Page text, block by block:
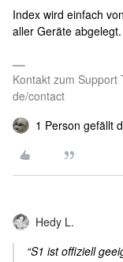
Index wird einfach
aller Geräte abgelegt.
Kontakt zum
de/contact
1 Person gefällt
Hedy L.
“S1 ist offiziell